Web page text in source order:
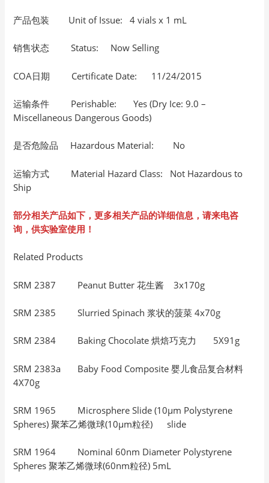
产品包装 Unit of Issue: 4 vials x 1 mL
销售状态 Status: Now Selling
COA日期 Certificate Date: 11/24/2015
运输条件 Perishable: Yes (Dry Ice: 9.0 –
Miscellaneous Dangerous Goods)
是否危险品 Hazardous Material: No
运输方式 Material Hazard Class: Not Hazardous to
Ship
部分相关产品如下，更多相关产品的详细信息，请来电咨
询，供实验室使用！
Related Products
SRM 2387 Peanut Butter 花生酱 3x170g
SRM 2385 Slurried Spinach 浆状的菠菜 4x70g
SRM 2384 Baking Chocolate 烘焙巧克力 5X91g
SRM 2383a Baby Food Composite 婴儿食品复合材料
4X70g
SRM 1965 Microsphere Slide (10µm Polystyrene
Spheres) 聚苯乙烯微球(10μm粒径) slide
SRM 1964 Nominal 60nm Diameter Polystyrene
Spheres 聚苯乙烯微球(60nm粒径) 5mL